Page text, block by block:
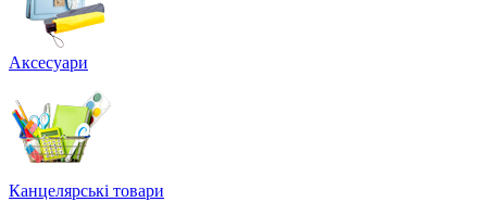
Аксесуари
Канцелярські товари